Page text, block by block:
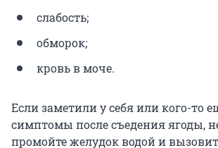
слабость;
обморок;
кровь в моче.
Если заметили у себя или кого-то
симптомы после съедения ягоды,
промойте желудок водой и